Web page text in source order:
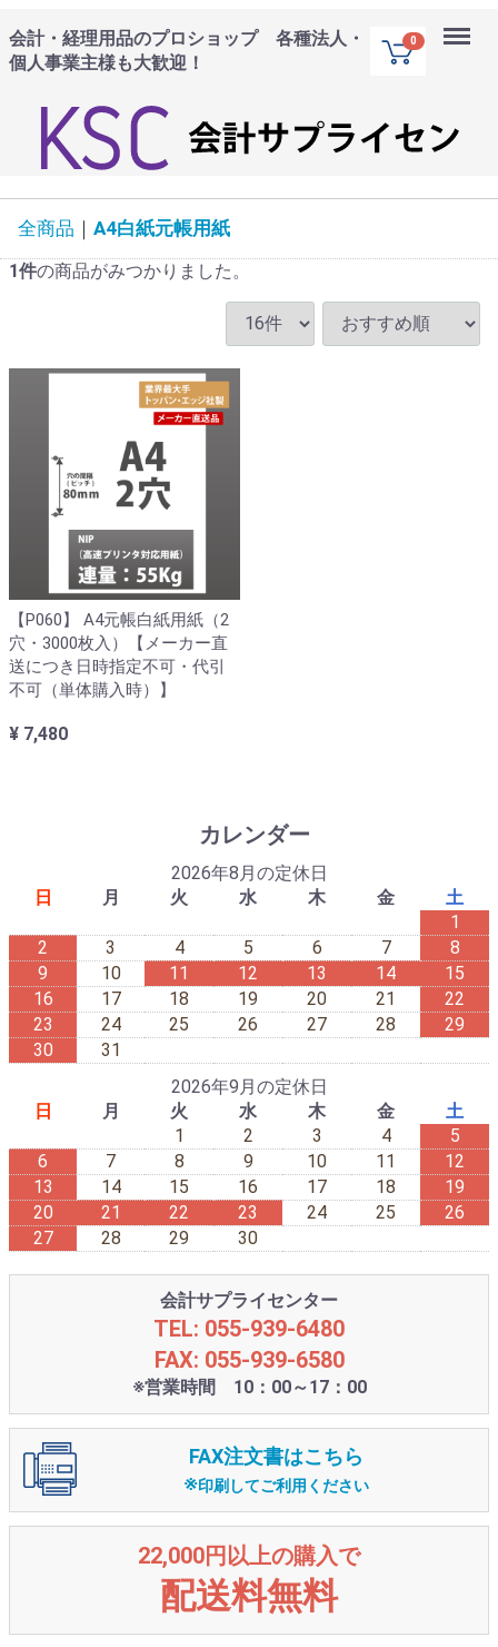
会計・経理用品のプロショップ 各種法人・
個人事業主様も大歓迎！
0
全商品 A4白紙元帳用紙
1件の商品がみつかりました。
【P060】
A4元帳白紙用紙（2
穴・3000枚入）【メーカー直
送につき日時指定不可・代引
不可（単体購入時）】
¥ 7,480
カレンダー
2026年8月の定休日
日
月 火 水 木 金
土
1
2
3 4 5 6 7
8
9
10 11 12 13 14
15
16
17 18 19 20 21
22
23
24 25 26 27 28
29
30
31
2026年9月の定休日
日
月 火 水 木 金
土
1
2 3 4
5
6
7 8 9 10 11
12
13
14 15 16 17 18
19
20
21 22 23 24 25
26
27
28 29 30
会計サプライセンター
TEL: 055-939-6480
FAX: 055-939-6580
※営業時間 10：00～17：00
FAX注文書はこちら
※印刷してご利用ください
22,000円以上の購入で
配送料無料